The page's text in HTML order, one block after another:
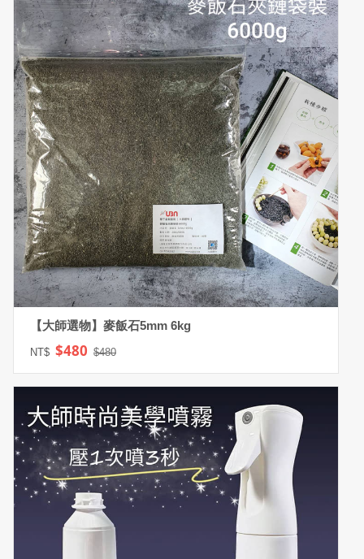
【大師選物】麥飯石5mm 6kg
NT$ $480 $480